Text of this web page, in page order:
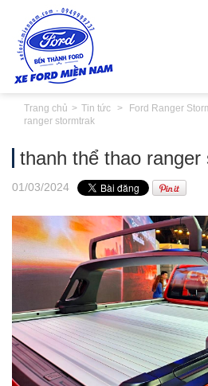
Trang chủ Tin tức Ford Ranger
ranger stormtrak
thanh thể thao ranger
01/03/2024